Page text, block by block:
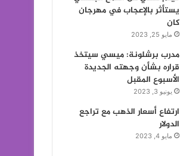
يستأثر بالإعجاب في مهرجان
كان
مايو 25, 2023
مدرب برشلونة: ميسي سيتخذ
قراره بشأن وجهته الجديدة
الأسبوع المقبل
يونيو 3, 2023
ارتفاع أسعار الذهب مع تراجع
الدولار
مايو 4, 2023